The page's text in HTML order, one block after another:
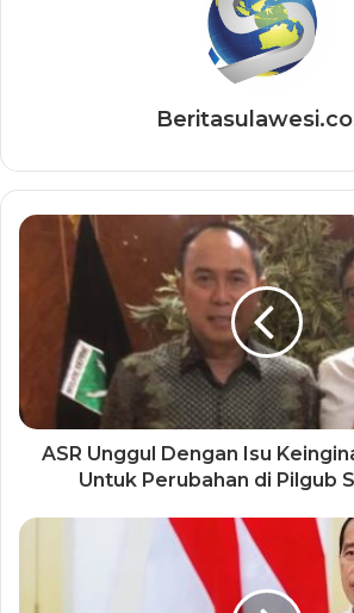
ASR Unggul Dengan Isu
Untuk Perubahan di Pilgub